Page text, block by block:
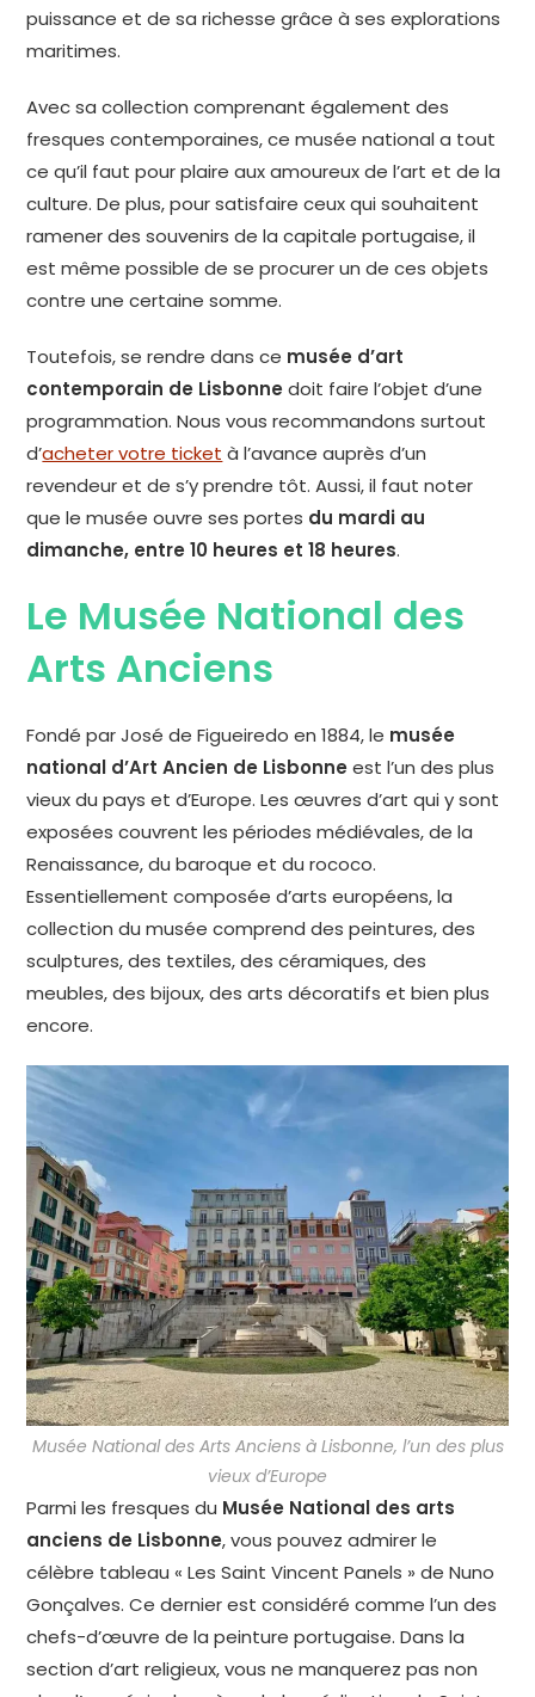
puissance et de sa richesse grâce à ses explorations
maritimes.
Avec sa collection comprenant également des
fresques contemporaines, ce musée national a tout
ce qu’il faut pour plaire aux amoureux de l’art et de la
culture. De plus, pour satisfaire ceux qui souhaitent
ramener des souvenirs de la capitale portugaise, il
est même possible de se procurer un de ces objets
contre une certaine somme.
Toutefois, se rendre dans ce musée d’art
contemporain de Lisbonne doit faire l’objet d’une
programmation. Nous vous recommandons surtout
d’acheter votre ticket à l’avance auprès d’un
revendeur et de s’y prendre tôt. Aussi, il faut noter
que le musée ouvre ses portes du mardi au
dimanche, entre 10 heures et 18 heures.
Le Musée National des
Arts Anciens
Fondé par José de Figueiredo en 1884, le musée
national d’Art Ancien de Lisbonne est l’un des plus
vieux du pays et d’Europe. Les œuvres d’art qui y sont
exposées couvrent les périodes médiévales, de la
Renaissance, du baroque et du rococo.
Essentiellement composée d’arts européens, la
collection du musée comprend des peintures, des
sculptures, des textiles, des céramiques, des
meubles, des bijoux, des arts décoratifs et bien plus
encore.
Musée National des Arts Anciens à Lisbonne, l’un des plus
vieux d’Europe
Parmi les fresques du Musée National des arts
anciens de Lisbonne, vous pouvez admirer le
célèbre tableau « Les Saint Vincent Panels » de Nuno
Gonçalves. Ce dernier est considéré comme l’un des
chefs-d’œuvre de la peinture portugaise. Dans la
section d’art religieux, vous ne manquerez pas non